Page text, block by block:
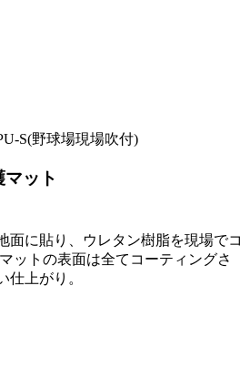
ット
面に貼り、ウレタン樹脂を現場でコ
ットの表面は全てコーティングさ
仕上がり。